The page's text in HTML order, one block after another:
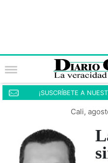
¡SUSCRÍBETE A
Cali,